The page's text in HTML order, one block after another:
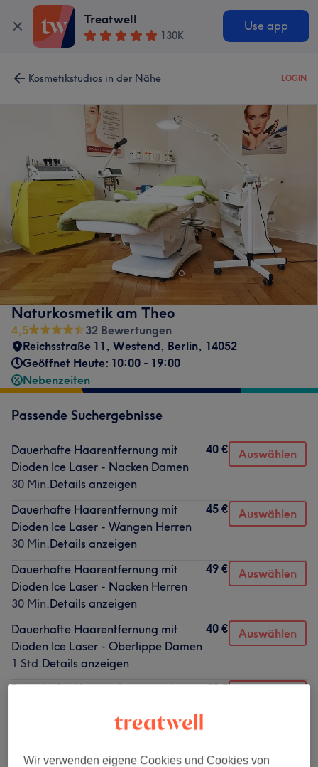
Treatwell
130K
Use app
Kosmetikstudios in der Nähe LOGIN
Naturkosmetik am Theo
4,5
32 Bewertungen
Reichsstraße 11, Westend, Berlin, 14052
Geöffnet Heute: 10:00 - 19:00
Nebenzeiten
Passende Suchergebnisse
Dauerhafte Haarentfernung mit
Dioden Ice Laser - Nacken Damen
30 Min.Details anzeigen
40 € Auswählen
Dauerhafte Haarentfernung mit
Dioden Ice Laser - Wangen Herren
30 Min.Details anzeigen
45 € Auswählen
Dauerhafte Haarentfernung mit
Dioden Ice Laser - Nacken Herren
30 Min.Details anzeigen
49 € Auswählen
Dauerhafte Haarentfernung mit
Dioden Ice Laser - Oberlippe Damen
1 Std.Details anzeigen
40 € Auswählen
Dauerhafte Haarentfernung mit
Details anzeigen
40 €
5 weitere passende Services anzeigen...
Wir verwenden eigene Cookies und Cookies von